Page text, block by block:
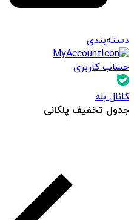
دسته‌بندی
حساب کاربری
کانال بله
جدول تخفیف پلکانی